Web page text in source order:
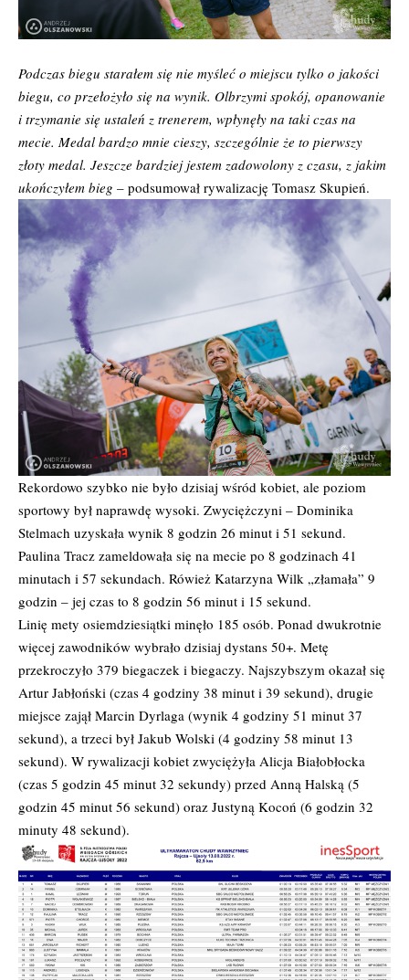
Podczas biegu starałem się nie myśleć o miejscu tylko o jakości
biegu, co przełożyło się na wynik. Olbrzymi spokój, opanowanie
i trzymanie się ustaleń z trenerem, wpłynęły na taki czas na
mecie. Medal bardzo mnie cieszy, szczególnie że to pierwszy
złoty medal. Jeszcze bardziej jestem zadowolony z czasu, z jakim
ukończyłem bieg – podsumował rywalizację Tomasz Skupień.
Rekordowo szybko nie było dzisiaj wśród kobiet, ale poziom
sportowy był naprawdę wysoki. Zwyciężczyni – Dominika
Stelmach uzyskała wynik 8 godzin 26 minut i 51 sekund.
Paulina Tracz zameldowała się na mecie po 8 godzinach 41
minutach i 57 sekundach. Rówież Katarzyna Wilk „złamała” 9
godzin – jej czas to 8 godzin 56 minut i 15 sekund.
Linię mety osiemdziesiątki minęło 185 osób. Ponad dwukrotnie
więcej zawodników wybrało dzisiaj dystans 50+. Metę
przekroczyło 379 biegaczek i biegaczy. Najszybszym okazał się
Artur Jabłoński (czas 4 godziny 38 minut i 39 sekund), drugie
miejsce zajął Marcin Dyrlaga (wynik 4 godziny 51 minut 37
sekund), a trzeci był Jakub Wolski (4 godziny 58 minut 13
sekund). W rywalizacji kobiet zwyciężyła Alicja Białobłocka
(czas 5 godzin 45 minut 32 sekundy) przed Anną Halską (5
godzin 45 minut 56 sekund) oraz Justyną Kocoń (6 godzin 32
minuty 48 sekund).